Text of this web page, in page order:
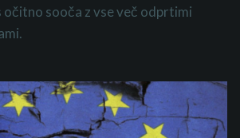
očitno sooča z vse več odprtimi